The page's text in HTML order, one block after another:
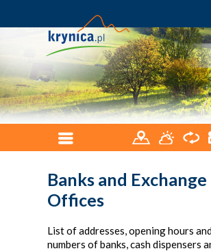
Banks and Exchange
Offices
List of addresses, opening hours
numbers of banks, cash dispensers